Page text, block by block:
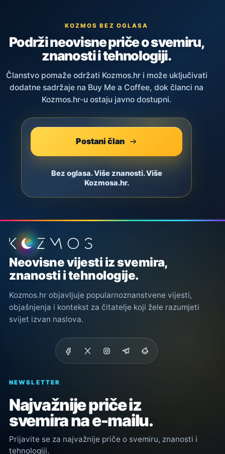
KOZMOS BEZ OGLASA
Podrži neovisne priče o svemiru,
znanosti i tehnologiji.
Članstvo pomaže održati Kozmos.hr i može uključivati
dodatne sadržaje na Buy Me a Coffee, dok članci na
Kozmos.hr-u ostaju javno dostupni.
Postani član
Bez oglasa. Više znanosti. Više
Kozmosa.hr.
Podnožje stranice
Neovisne vijesti iz svemira,
znanosti i tehnologije.
Kozmos.hr objavljuje popularnoznanstvene vijesti,
objašnjenja i kontekst za čitatelje koji žele razumjeti
svijet izvan naslova.
NEWSLETTER
Najvažnije priče iz
svemira na e-mailu.
Prijavite se za najvažnije priče o svemiru, znanosti i
tehnologiji.